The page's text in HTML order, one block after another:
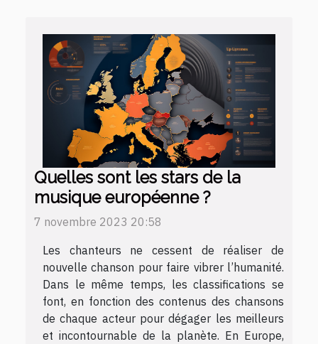
Quelles sont les stars de la
musique européenne ?
7 novembre 2023 20:58
Les chanteurs ne cessent de réaliser de
nouvelle chanson pour faire vibrer l’humanité.
Dans le même temps, les classifications se
font, en fonction des contenus des chansons
de chaque acteur pour dégager les meilleurs
et incontournable de la planète. En Europe,